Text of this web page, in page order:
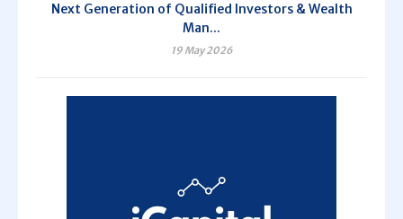
Next Generation of Qualified Investors & Wealth
Man...
19 May 2026